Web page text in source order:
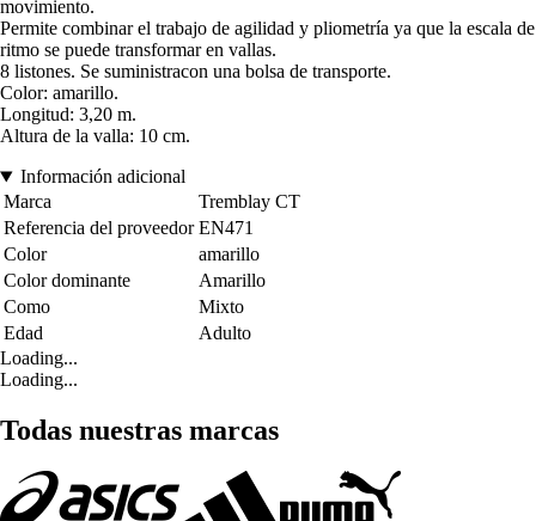
movimiento.
Permite combinar el trabajo de agilidad y pliometría ya que la escala de
ritmo se puede transformar en vallas.
8 listones. Se suministracon una bolsa de transporte.
Color: amarillo.
Longitud: 3,20 m.
Altura de la valla: 10 cm.
Información adicional
Marca
Tremblay CT
Referencia del proveedor EN471
Color
amarillo
Color dominante
Amarillo
Como
Mixto
Edad
Adulto
Loading...
Loading...
Todas nuestras marcas